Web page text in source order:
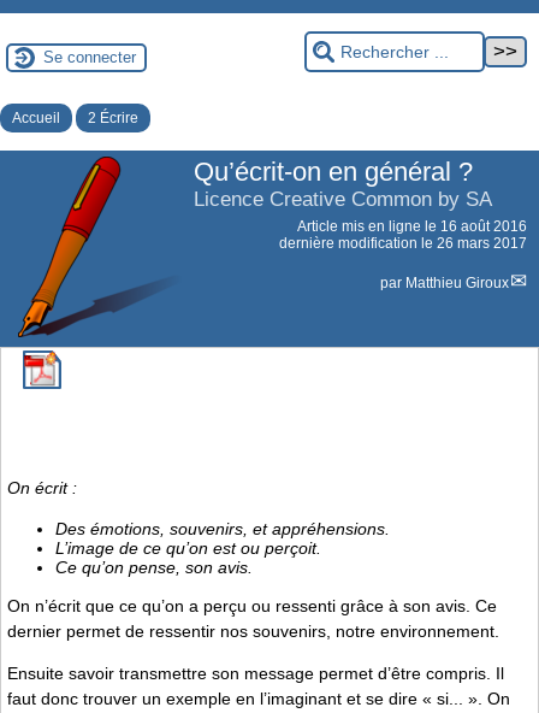
Se connecter
Accueil 2 Écrire
Qu’écrit-on en général ?
Licence Creative Common by SA
Article mis en ligne le 16 août 2016
dernière modification le 26 mars 2017
par Matthieu Giroux
On écrit :
Des émotions, souvenirs, et appréhensions.
L’image de ce qu’on est ou perçoit.
Ce qu’on pense, son avis.
On n’écrit que ce qu’on a perçu ou ressenti grâce à son avis. Ce
dernier permet de ressentir nos souvenirs, notre environnement.
Ensuite savoir transmettre son message permet d’être compris. Il
faut donc trouver un exemple en l’imaginant et se dire « si... ». On